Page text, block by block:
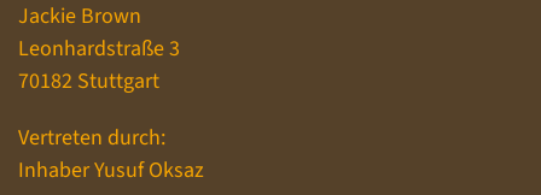
Jackie Brown
Leonhardstraße 3
70182 Stuttgart
Vertreten durch:
Inhaber Yusuf Oksaz